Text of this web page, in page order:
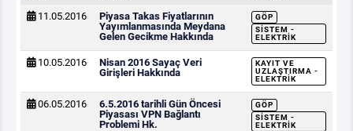
DUYURULAR
BT HİZMET YÖNETİM SİSTEMİ POLİTİKAMIZ
11.05.2016
Piyasa Takas Fiyatlarının
Yayımlanmasında Meydana
Gelen Gecikme Hakkında
GÖP
SISTEM -
ELEKTRIK
10.05.2016
Nisan 2016 Sayaç Veri
Girişleri Hakkında
KAYIT VE
UZLAŞTIRMA -
ELEKTRIK
06.05.2016
6.5.2016 tarihli Gün Öncesi
Piyasası VPN Bağlantı
Problemi Hk.
GÖP
SISTEM -
ELEKTRIK